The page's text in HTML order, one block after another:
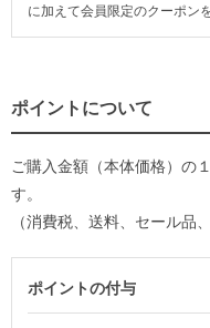
に加えて会員限定のクーポン
ポイントについて
ご購入金額（本体価格）の
す。
（消費税、送料、セール品
ポイントの付与